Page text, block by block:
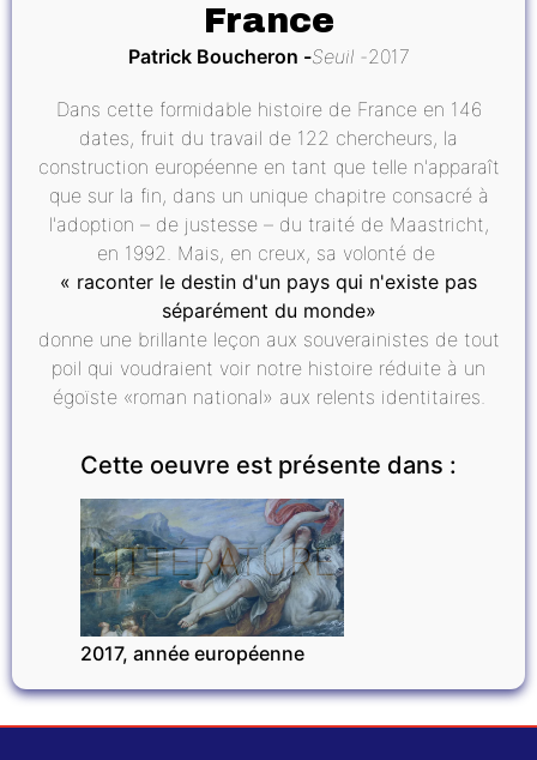
France
Patrick Boucheron Seuil 2017
Dans cette formidable histoire de France en 146
dates, fruit du travail de 122 chercheurs, la
construction européenne en tant que telle n'apparaît
que sur la fin, dans un unique chapitre consacré à
l'adoption – de justesse – du traité de Maastricht,
en 1992. Mais, en creux, sa volonté de
« raconter le destin d'un pays qui n'existe pas
séparément du monde»
donne une brillante leçon aux souverainistes de tout
poil qui voudraient voir notre histoire réduite à un
égoïste «roman national» aux relents identitaires.
Cette oeuvre est présente dans :
LITTÉRATURE
2017, année européenne